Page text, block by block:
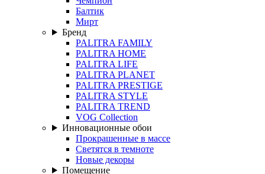
Балтик
Мирт
Бренд
PALITRA FAMILY
PALITRA HOME
PALITRA LIFE
PALITRA PLANET
PALITRA PRESTIGE
PALITRA STYLE
PALITRA TREND
VOG Collection
Инновационные обои
Прокрашенные в массе
Светятся в темноте
Новые декоры
Помещение